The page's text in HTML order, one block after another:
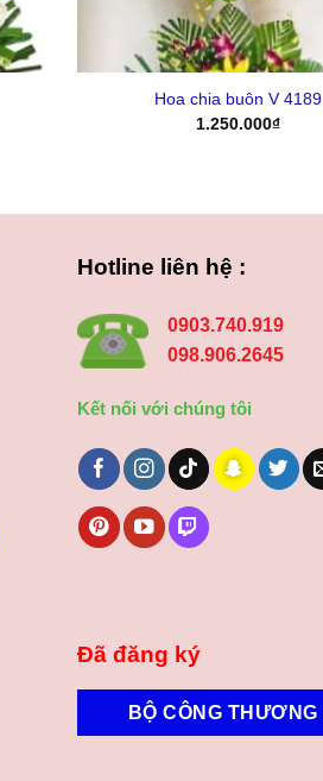
Hoa chia buôn V 4189
1.250.000₫
Hotline liên hệ :
0903.740.919
098.906.2645
Kết nối với chúng tôi
Đã đăng ký
BỘ CÔNG THƯƠNG